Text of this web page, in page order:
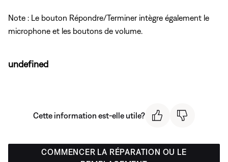
Note : Le bouton Répondre/Terminer intègre également le
microphone et les boutons de volume.
undefined
Cette information est-elle utile?
COMMENCER LA RÉPARATION OU LE